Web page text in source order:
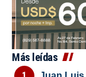
Más leídas